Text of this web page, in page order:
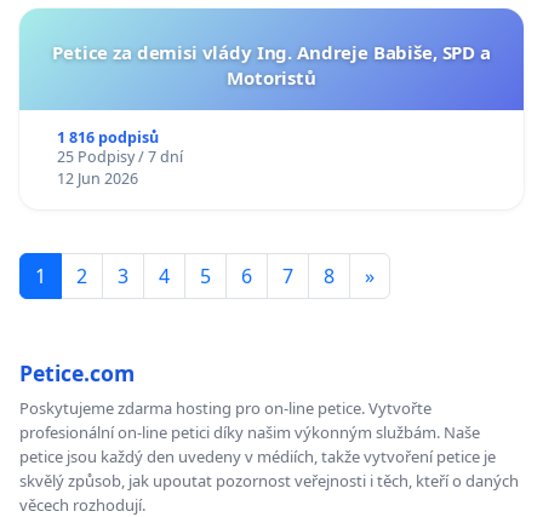
Petice za demisi vlády Ing. Andreje Babiše, SPD a
Motoristů
1 816 podpisů
25 Podpisy / 7 dní
12 Jun 2026
1 2 3 4 5 6 7 8 »
Petice.com
Poskytujeme zdarma hosting pro on-line petice. Vytvořte
profesionální on-line petici díky našim výkonným službám. Naše
petice jsou každý den uvedeny v médiích, takže vytvoření petice je
skvělý způsob, jak upoutat pozornost veřejnosti i těch, kteří o daných
věcech rozhodují.